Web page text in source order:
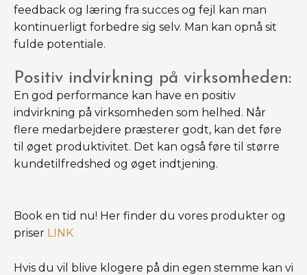
feedback og læring fra succes og fejl kan man
kontinuerligt forbedre sig selv. Man kan opnå sit
fulde potentiale.
Positiv indvirkning på virksomheden:
En god performance kan have en positiv
indvirkning på virksomheden som helhed. Når
flere medarbejdere præsterer godt, kan det føre
til øget produktivitet. Det kan også føre til større
kundetilfredshed og øget indtjening.
Book en tid nu! Her finder du vores produkter og
priser LINK
Hvis du vil blive klogere på din egen stemme kan vi